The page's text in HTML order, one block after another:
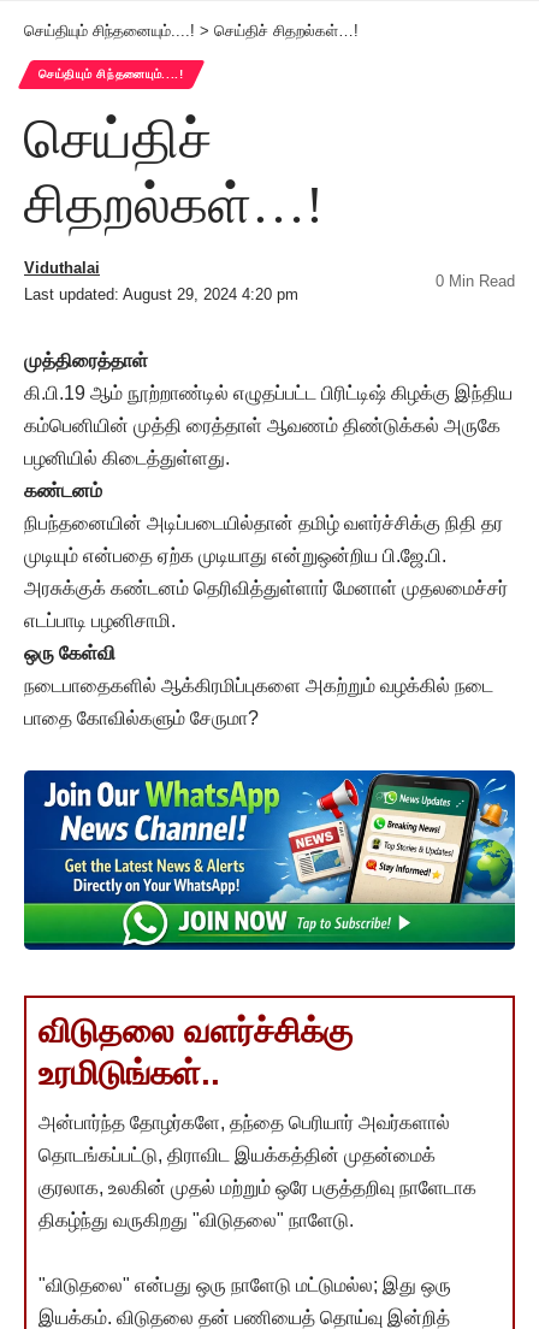
செய்தியும் சிந்தனையும்....! > செய்திச் சிதறல்கள்…!
செய்தியும் சிந்தனையும்....!
செய்திச்
சிதறல்கள்…!
Last updated: August 29, 2024 4:20 pm
Viduthalai
0 Min Read
முத்திரைத்தாள்
கி.பி.19 ஆம் நூற்றாண்டில் எழுதப்பட்ட பிரிட்டிஷ் கிழக்கு இந்திய
கம்பெனியின் முத்தி ரைத்தாள் ஆவணம் திண்டுக்கல் அருகே
பழனியில் கிடைத்துள்ளது.
கண்டனம்
நிபந்தனையின் அடிப்படையில்தான் தமிழ் வளர்ச்சிக்கு நிதி தர
முடியும் என்பதை ஏற்க முடியாது என்றுஒன்றிய பி.ஜே.பி.
அரசுக்குக் கண்டனம் தெரிவித்துள்ளார் மேனாள் முதலமைச்சர்
எடப்பாடி பழனிசாமி.
ஒரு கேள்வி
நடைபாதைகளில் ஆக்கிரமிப்புகளை அகற்றும் வழக்கில் நடை
பாதை கோவில்களும் சேருமா?
விடுதலை வளர்ச்சிக்கு
உரமிடுங்கள்..
அன்பார்ந்த தோழர்களே, தந்தை பெரியார் அவர்களால்
தொடங்கப்பட்டு, திராவிட இயக்கத்தின் முதன்மைக்
குரலாக, உலகின் முதல் மற்றும் ஒரே பகுத்தறிவு நாளேடாக
திகழ்ந்து வருகிறது "விடுதலை" நாளேடு.
"விடுதலை" என்பது ஒரு நாளேடு மட்டுமல்ல; இது ஒரு
இயக்கம். விடுதலை தன் பணியைத் தொய்வு இன்றித்